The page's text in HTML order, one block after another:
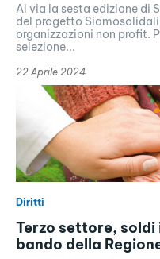
Al via la sesta edizione di
del progetto Siamosolidali
organizzazioni non profit.
selezione...
22 Aprile 2024
Diritti
Terzo settore, soldi
bando della